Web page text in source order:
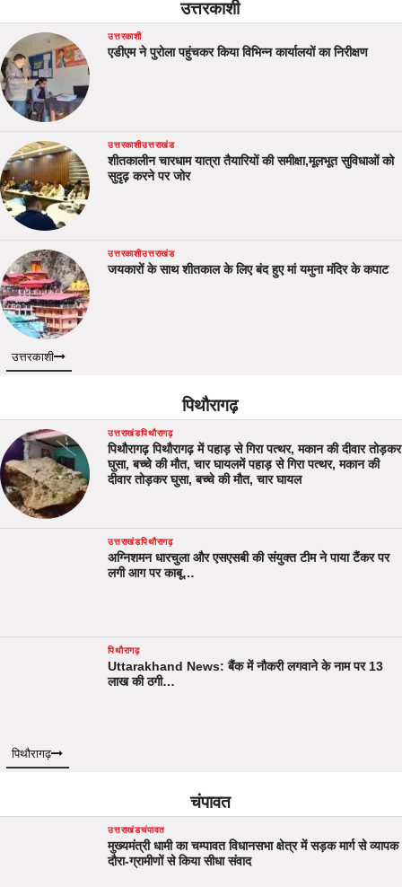
उत्तरकाशी
उत्तरकाशी
एडीएम ने पुरोला पहुंचकर किया विभिन्न कार्यालयों का निरीक्षण
उत्तरकाशीउत्तराखंड
शीतकालीन चारधाम यात्रा तैयारियों की समीक्षा,मूलभूत सुविधाओं को
सुदृढ़ करने पर जोर
उत्तरकाशीउत्तराखंड
जयकारों के साथ शीतकाल के लिए बंद हुए मां यमुना मंदिर के कपाट
उत्तरकाशी
पिथौरागढ़
उत्तराखंडपिथौरागढ़
पिथौरागढ़ पिथौरागढ़ में पहाड़ से गिरा पत्थर, मकान की दीवार तोड़कर
घुसा, बच्चे की मौत, चार घायलमें पहाड़ से गिरा पत्थर, मकान की
दीवार तोड़कर घुसा, बच्चे की मौत, चार घायल
उत्तराखंडपिथौरागढ़
अग्निशमन धारचुला और एसएसबी की संयुक्त टीम ने पाया टैंकर पर
लगी आग पर काबू…
पिथौरागढ़
Uttarakhand News: बैंक में नौकरी लगवाने के नाम पर 13
लाख की ठगी…
पिथौरागढ़
चंपावत
उत्तराखंडचंपावत
मुख्यमंत्री धामी का चम्पावत विधानसभा क्षेत्र में सड़क मार्ग से व्यापक
दौरा-ग्रामीणों से किया सीधा संवाद